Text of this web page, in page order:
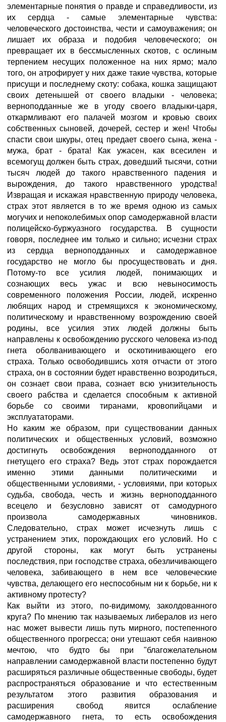
элементарные понятия о правде и справедливости, из
их сердца - самые элементарные чувства:
человеческого достоинства, чести и самоуважения; он
лишает их образа и подобия человеческого; он
превращает их в бессмысленных скотов, с ослиным
терпением несущих положенное на них ярмо; мало
того, он атрофирует у них даже такие чувства, которые
присущи и последнему скоту: собака, кошка защищают
своих детенышей от своего владыки - человека;
верноподданные же в угоду своего владыки-царя,
откармливают его палачей мозгом и кровью своих
собственных сыновей, дочерей, сестер и жен! Чтобы
спасти свои шкуры, отец предает своего сына, жена -
мужа, брат - брата! Как ужасен, как всесилен и
всемогущ должен быть страх, доведший тысячи, сотни
тысяч людей до такого нравственного падения и
вырождения, до такого нравственного уродства!
Извращая и искажая нравственную природу человека,
страх этот является в то же время одною из самых
могучих и непоколебимых опор самодержавной власти
полицейско-буржуазного государства. В сущности
говоря, последнее им только и сильно; исчезни страх
из сердца верноподданных и самодержавное
государство не могло бы просуществовать и дня.
Потому-то все усилия людей, понимающих и
сознающих весь ужас и всю невыносимость
современного положения России, людей, искренно
любящих народ и стремящихся к экономическому,
политическому и нравственному возрождению своей
родины, все усилия этих людей должны быть
направлены к освобождению русского человека из-под
гнета оболванивающего и оскотинивающего его
страха. Только освободившись хотя отчасти от этого
страха, он в состоянии будет нравственно возродиться,
он сознает свои права, сознает всю унизительность
своего рабства и сделается способным к активной
борьбе со своими тиранами, кровопийцами и
эксплуататорами.
Но каким же образом, при существовании данных
политических и общественных условий, возможно
достигнуть освобождения верноподданного от
гнетущего его страха? Ведь этот страх порождается
именно этими данными политическими и
общественными условиями, - условиями, при которых
судьба, свобода, честь и жизнь верноподданного
всецело и безусловно зависят от самодурного
произвола самодержавных чиновников.
Следовательно, страх может исчезнуть лишь с
устранением этих, порождающих его условий. Но с
другой стороны, как могут быть устранены
последствия, при господстве страха, обезличивающего
человека, забивающего в нем все человеческие
чувства, делающего его неспособным ни к борьбе, ни к
активному протесту?
Как выйти из этого, по-видимому, заколдованного
круга? По мнению так называемых либералов из него
нас может вывести лишь путь мирного, постепенного
общественного прогресса; они утешают себя наивною
мечтою, что будто бы при "благожелательном
направлении самодержавной власти постепенно будут
расширяться различные общественные свободы, будет
распространяться образование и что естественным
результатом этого развития образования и
расширения свобод явится ослабление
самодержавного гнета, то есть освобождения